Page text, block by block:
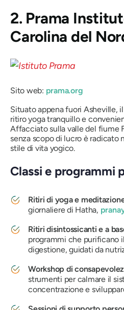
2. Prama
Carolina del
Sito web: prama.org
Situato appena fuori Asheville,
ritiro yoga tranquillo e
Affacciato sulla valle del fiume
senza scopo di lucro è radicato
stile di vita yogico.
Classi e programmi
Ritiri di yoga e
giornaliere di Hatha,
Ritiri disintossicanti e a
programmi che purificano
digestione, guidati da
Workshop di
strumenti per calmare il
concentrazione e